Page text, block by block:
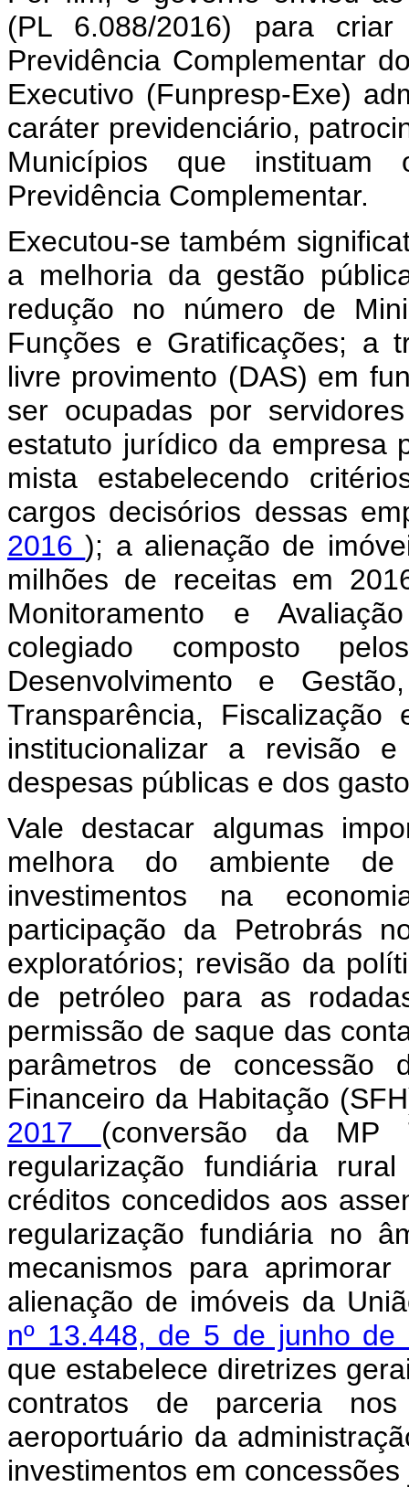
(PL 6.088/2016) para
Previdência Complementar
Executivo (Funpresp-Exe)
caráter previdenciário,
Municípios que instituam
Previdência Complementar.
Executou-se também
a melhoria da gestão
redução no número de
Funções e Gratificações; a
livre provimento (DAS) em
ser ocupadas por
estatuto jurídico da empresa
mista estabelecendo
cargos decisórios dessas
2016); a alienação de
milhões de receitas em
Monitoramento e
colegiado composto
Desenvolvimento e
Transparência,
institucionalizar a revisão
despesas públicas e dos
Vale destacar algumas
melhora do ambiente
investimentos na
participação da Petrobrás
exploratórios; revisão da
de petróleo para as
permissão de saque das
parâmetros de
Financeiro da Habitação
2017 (conversão da MP
regularização fundiária
créditos concedidos aos
regularização fundiária no
mecanismos para
alienação de imóveis da
nº 13.448, de 5 de junho
que estabelece diretrizes
contratos de parceria
aeroportuário da
investimentos em